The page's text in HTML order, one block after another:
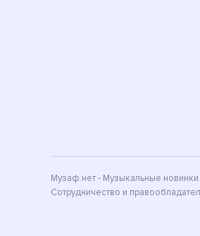
Музаф.нет - Музыкальные
Сотрудничество и